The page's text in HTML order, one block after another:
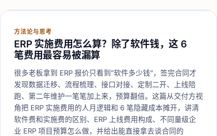
方法论与思考
ERP 实施费用怎么算？除了软件钱，这 6
笔费用最容易被漏算
很多老板拿到 ERP 报价只看到"软件多少钱"，签完合同才
发现数据迁移、流程梳理、接口对接、定制二开、上线陪
跑、第二年维护一笔笔加上来，预算翻倍。这篇从交付方视
角把 ERP 实施费用的人月逻辑和 6 笔隐藏成本摊开，讲清
软件费和实施费的区别、ERP 上线费用构成、不同量级企
业 ERP 项目预算怎么做，并给出能直接拿去谈合同的